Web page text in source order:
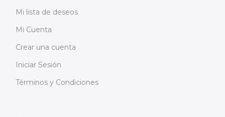
Mi lista de deseos
Mi Cuenta
Crear una cuenta
Iniciar Sesión
Términos y Condiciones